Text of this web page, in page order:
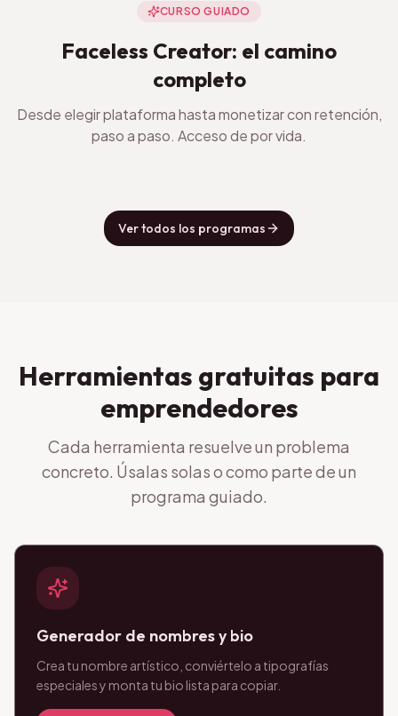
CURSO GUIADO
Faceless Creator: el camino
completo
Desde elegir plataforma hasta monetizar con retención,
paso a paso. Acceso de por vida.
Ver todos los programas
Herramientas gratuitas para
emprendedores
Cada herramienta resuelve un problema
concreto. Úsalas solas o como parte de un
programa guiado.
Generador de nombres y bio
Crea tu nombre artístico, conviértelo a tipografías
especiales y monta tu bio lista para copiar.